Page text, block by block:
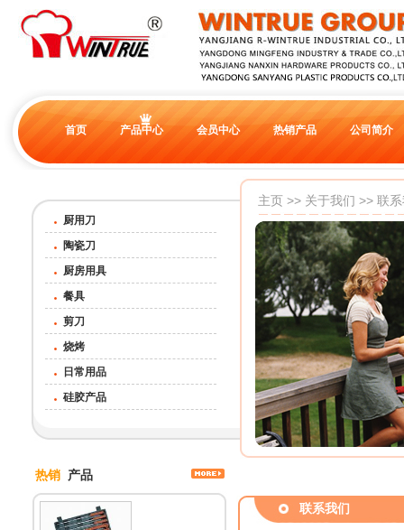
首页 产品中心 会员中心 热销产品 公司简介
厨用刀
陶瓷刀
厨房用具
餐具
剪刀
烧烤
日常用品
硅胶产品
主页 >> 关于我们 >> 联
热销 产品
联系我们